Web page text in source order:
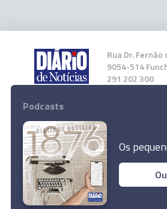
Rua Dr. Fernão
9054-514
291 202 300
Instale a nossa
© 2024 Empresa Diário de
Todos os direitos
Podcasts
Os